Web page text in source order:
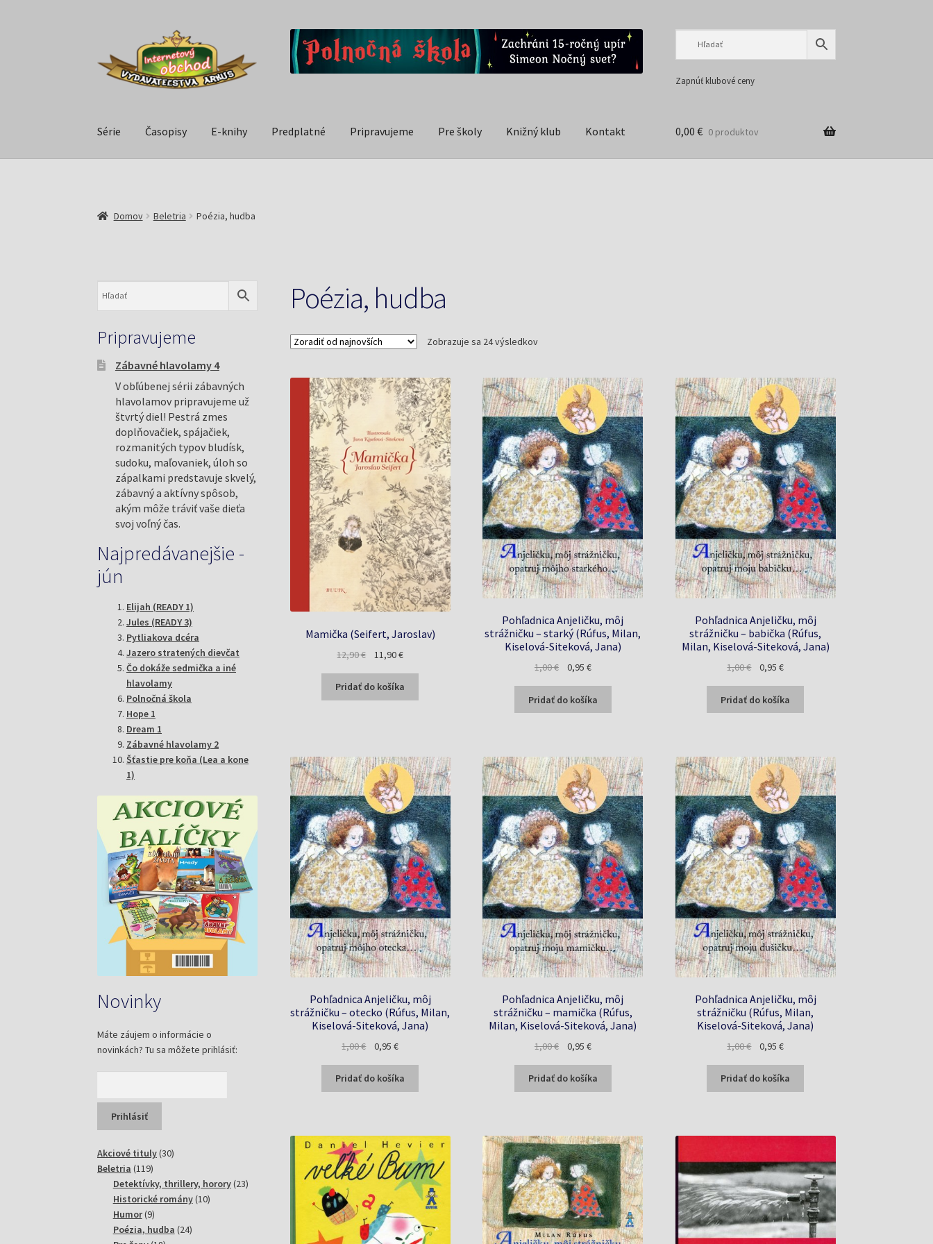
Zapnúť klubové ceny
Série Časopisy E-knihy Predplatné Pripravujeme Pre školy Knižný klub Kontakt 0,00 € 0 produktov
Domov Beletria Poézia, hudba
Poézia, hudba
Zobrazuje sa 24 výsledkovZoradené
Mamička (Seifert, Jaroslav)
12,90€
Pôvodná
bola:
12,90 €.
11,90€Aktuálna
je:
11,90 €.
Pridať do košíka
Pohľadnica Anjeličku, môj
strážničku – starký (Rúfus, Milan,
Kiselová-Siteková, Jana)
1,00€
Pôvodná
bola:
1,00 €.
0,95 €Aktuálna
je:
0,95 €.
Pridať do košíka
Pohľadnica Anjeličku, môj
strážničku – babička (Rúfus,
Milan, Kiselová-Siteková, Jana)
1,00€
Pôvodná
bola:
1,00 €.
0,95€Aktuálna
je:
0,95 €.
Pridať do košíka
Pohľadnica Anjeličku, môj
strážničku – otecko (Rúfus, Milan,
Kiselová-Siteková, Jana)
1,00€
Pôvodná
bola:
1,00 €.
0,95€Aktuálna
je:
0,95 €.
Pridať do košíka
Pohľadnica Anjeličku, môj
strážničku – mamička (Rúfus,
Milan, Kiselová-Siteková, Jana)
1,00€
Pôvodná
bola:
1,00 €.
0,95 €Aktuálna
je:
0,95 €.
Pridať do košíka
Pohľadnica Anjeličku, môj
strážničku (Rúfus, Milan,
Kiselová-Siteková, Jana)
1,00€
Pôvodná
bola:
1,00 €.
0,95€Aktuálna
je:
0,95 €.
Pridať do košíka
Pripravujeme
Zábavné hlavolamy 4
V obľúbenej sérii zábavných
hlavolamov pripravujeme už
štvrtý diel! Pestrá zmes
doplňovačiek, spájačiek,
rozmanitých typov bludísk,
sudoku, maľovaniek, úloh so
zápalkami predstavuje skvelý,
zábavný a aktívny spôsob,
akým môže tráviť vaše dieťa
svoj voľný čas.
Najpredávanejšie -
jún
Elijah (READY 1)
Jules (READY 3)
Pytliakova dcéra
Jazero stratených dievčat
Čo dokáže sedmička a iné
hlavolamy
Polnočná škola
Hope 1
Dream 1
Zábavné hlavolamy 2
Šťastie pre koňa (Lea a kone
1)
Novinky
Máte záujem o informácie o
novinkách? Tu sa môžete prihlásiť:
Akciové tituly 3030
Beletria 119119
produktov
Detektívky, thrillery, horory 2323
Historické romány 1010
Humor 99
produktov
Poézia, hudba 2424